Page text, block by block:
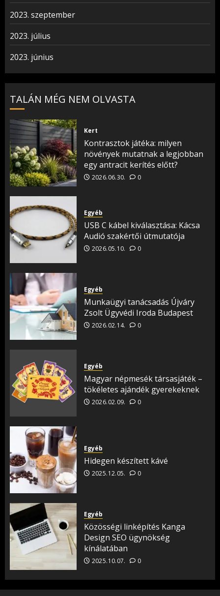
2023. szeptember
2023. július
2023. június
TALÁN MÉG NEM OLVASTA
Kert
Kontrasztok játéka: milyen
növények mutatnak a legjobban
egy antracit kerítés előtt?
2026.06.30. 0
Egyéb
USB C kábel kiválasztása: Kácsa
Audió szakértői útmutatója
2026.05.10. 0
Egyéb
Munkaügyi tanácsadás Újváry
Zsolt Ügyvédi Iroda Budapest
2026.02.14. 0
Egyéb
Magyar népmesék társasjáték –
tökéletes ajándék gyerekeknek
2026.02.09. 0
Egyéb
Hidegen készített kávé
2025.12.05. 0
Egyéb
Közösségi linképítés Kanga
Design SEO ügynökség
kínálatában
2025.10.07. 0